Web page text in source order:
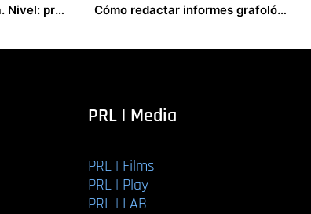
Cuadernos de memoria. Nivel: preventivos Cómo redactar informes grafológicos
PRL | Media
PRL | Films
PRL | Play
PRL | LAB